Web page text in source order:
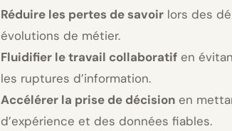
Réduire les pertes de savoir lors des
évolutions de métier.
Fluidifier le travail collaboratif en
les ruptures d’information.
Accélérer la prise de décision en
d’expérience et des données fiables.